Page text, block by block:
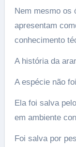
Nem mesmo os
apresentam
conhecimento
A história da
A espécie não
Ela foi salva
em ambiente
Foi salva por